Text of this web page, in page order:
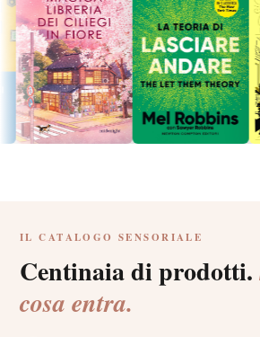
IL CATALOGO SENSORIALE
Centinaia di prodotti.
cosa entra.